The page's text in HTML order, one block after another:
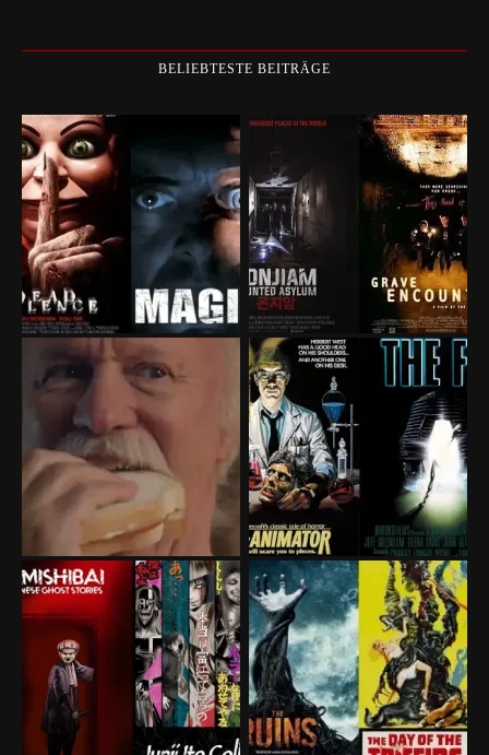
BELIEBTESTE BEITRÄGE